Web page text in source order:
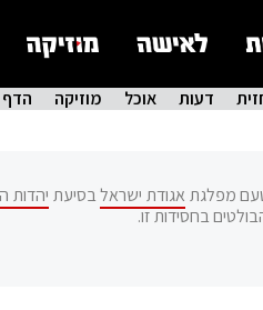
דעות אוכל מוזיקה הדף
אגודת ישראלבסיעת יהדות
בחסידות זו.